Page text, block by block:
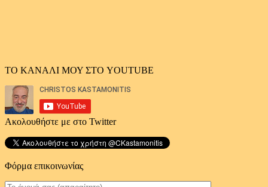
ΤΟ ΚΑΝΑΛΙ ΜΟΥ ΣΤΟ YOUTUBE
Ακολουθήστε με στο Twitter
Φόρμα επικοινωνίας